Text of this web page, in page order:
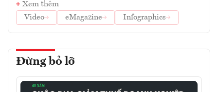
Xem thêm
Video
eMagazine Infographics
Đừng bỏ lỡ